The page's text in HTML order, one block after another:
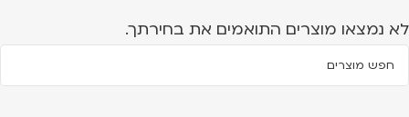
לא נמצאו מוצרים התואמים את בחירתך.